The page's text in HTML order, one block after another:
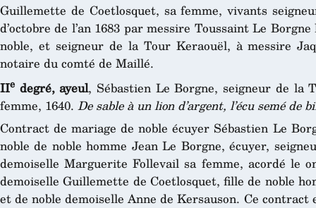
Guillemette de Coetlosquet, sa femme, vivants
d’octobre de l’an 1683 par messire Toussaint Le
noble, et seigneur de la Tour Keraouël, à messire
notaire du comté de Maillé.
IIe degré, ayeul, Sébastien Le Borgne, seigneur de la
femme, 1640. De sable à un lion d’argent, l’écu semé de
Contract de mariage de noble écuyer Sébastien Le
noble de noble homme Jean Le Borgne, écuyer,
demoiselle Marguerite Follevail sa femme, acordé le
demoiselle Guillemette de Coetlosquet, fille de noble
et de noble demoiselle Anne de Kersauson. Ce contract